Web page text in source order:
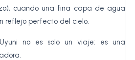
cuando una fina capa de agua
reflejo perfecto del cielo.
no es solo un viaje: es una